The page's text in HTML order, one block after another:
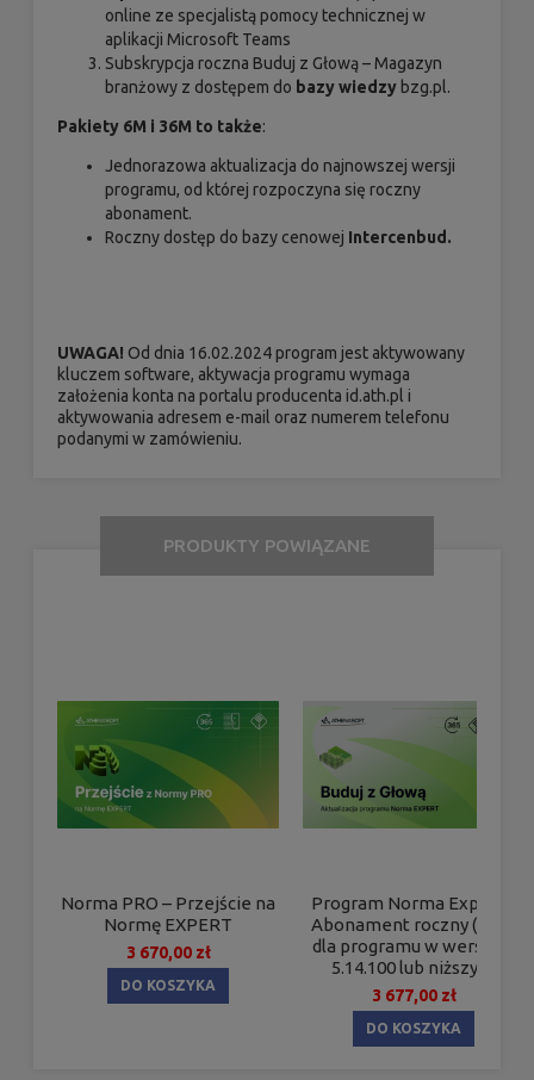
online ze specjalistą pomocy technicznej w
aplikacji Microsoft Teams
Subskrypcja roczna Buduj z Głową – Magazyn
branżowy z dostępem do bazy wiedzy bzg.pl.
Pakiety 6M i 36M to także:
Jednorazowa aktualizacja do najnowszej wersji
programu, od której rozpoczyna się roczny
abonament.
Roczny dostęp do bazy cenowej Intercenbud.
UWAGA! Od dnia 16.02.2024 program jest aktywowany
kluczem software, aktywacja programu wymaga
założenia konta na portalu producenta id.ath.pl i
aktywowania adresem e-mail oraz numerem telefonu
podanymi w zamówieniu.
PRODUKTY POWIĄZANE
Norma PRO – Przejście na
Normę EXPERT
3 670,00 zł
DO KOSZYKA
Program Norma Expert –
Abonament roczny (36M)
dla programu w wersjach
5.14.100 lub niższych
3 677,00 zł
DO KOSZYKA